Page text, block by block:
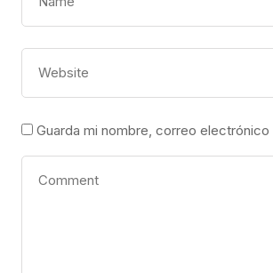
Guarda mi nombre, correo